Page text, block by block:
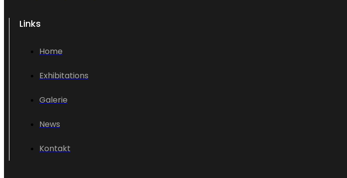
Links
Home
Exhibitations
Galerie
News
Kontakt